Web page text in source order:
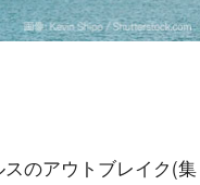
のアウトブレイク(集